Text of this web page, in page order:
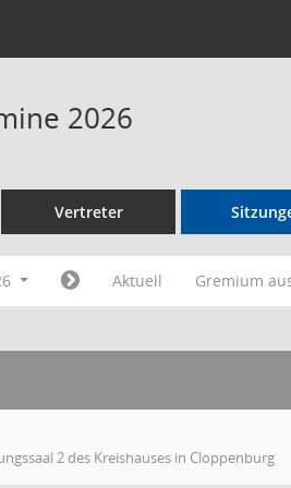
2026
Vertreter
Aktuell Gremium
2 des Kreishauses in Cloppenburg